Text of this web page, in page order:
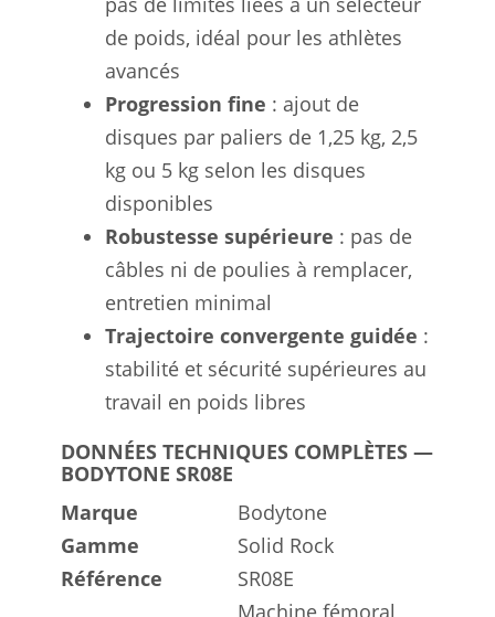
de poids, idéal pour les athlètes
avancés
Progression fine : ajout de
disques par paliers de 1,25 kg, 2,5
kg ou 5 kg selon les disques
disponibles
Robustesse supérieure : pas de
câbles ni de poulies à remplacer,
entretien minimal
Trajectoire convergente guidée :
stabilité et sécurité supérieures au
travail en poids libres
DONNÉES TECHNIQUES COMPLÈTES —
BODYTONE SR08E
Marque
Bodytone
Gamme
Solid Rock
Référence
SR08E
Machine fémoral